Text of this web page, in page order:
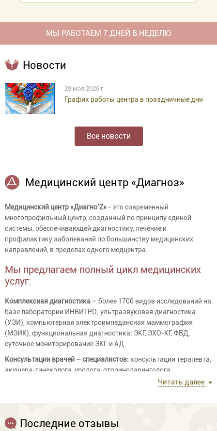
МЫ РАБОТАЕМ 7 ДНЕЙ В НЕДЕЛЮ
Новости
29 мая 2026 г.
График работы центра в праздничные дни
Все новости
Медицинский центр «Диагноз»
Медицинский центр «Диагно’Z» - это современный
многопрофильный центр, созданный по принципу единой
системы, обеспечивающей диагностику, лечение и
профилактику заболеваний по большинству медицинских
направлений, в пределах одного медцентра.
Мы предлагаем полный цикл медицинских
услуг:
Комплексная диагностика – более 1700 видов исследований на
базе лаборатории ИНВИТРО; ультразвуковая диагностика
(УЗИ), компьютерная электроимпедансная маммография
(МЭИК), функциональная диагностика: ЭКГ, ЭХО-КГ, ФВД,
суточное мониторирование ЭКГ и АД.
Консультации врачей – специалистов: консультации терапевта,
акушера-гинеколога, уролога, оториноларинголога,
эндокринолога, гастроэнтеролога, кардиолога, невролога,
косметолога и других специалистов.
Лечение:
современным оборудованием для проведения оперативной и
Читать далее
Последние отзывы